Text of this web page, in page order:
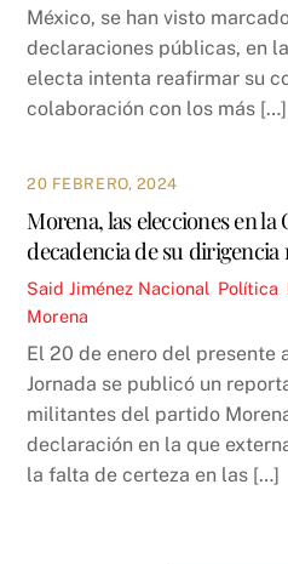
México, se han visto
declaraciones públicas, en
electa intenta reafirmar su
colaboración con los más […]
20 FEBRERO, 2024
Morena, las elecciones en la
decadencia de su dirigencia
Said Jiménez Nacional Política
Morena
El 20 de enero del presente
Jornada se publicó un
militantes del partido
declaración en la que
la falta de certeza en las […]